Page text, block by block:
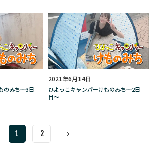
鹿苑牡丹 麻雀
検索
のみち〜3日
2021年6月14日
ひよっこキャンパーけものみち〜2日
目〜
1 2 Next